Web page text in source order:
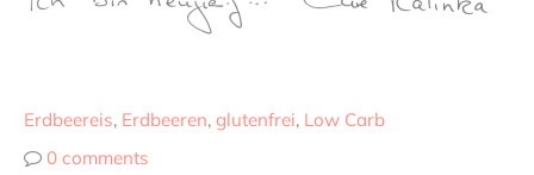
Erdbeereis, Erdbeeren, glutenfrei, Low Carb
0 comments